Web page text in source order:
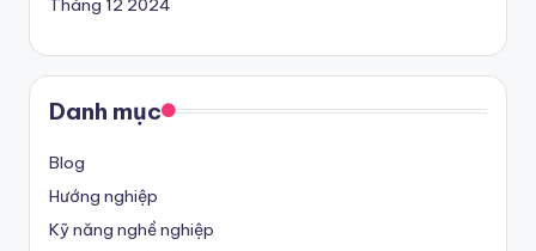
Tháng 12 2024
Danh mục
Blog
Hướng nghiệp
Kỹ năng nghề nghiệp